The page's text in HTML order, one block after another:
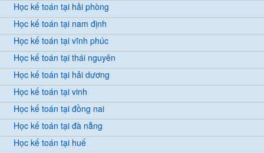
Học kế toán tại hải phòng
Học kế toán tại nam định
Học kế toán tại vĩnh phúc
Học kế toán tại thái nguyên
Học kế toán tại hải dương
Học kế toán tại vinh
Học kế toán tại đồng nai
Học kế toán tại đà nẵng
Học kế toán tại huế